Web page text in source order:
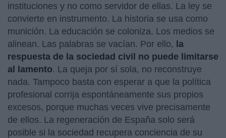
instituciones y no como servidor de ellas. La ley se
convierte en instrumento. La historia se usa como
munición. La educación se coloniza. Los medios se
alinean. Las palabras se vacían. Por ello, la
respuesta de la sociedad civil no puede limitarse
al lamento. La queja por sí sola, no reconstruye
nada. Tampoco basta con esperar a que la política
profesional corrija espontáneamente sus propios
excesos, porque muchas veces vive precisamente
de ellos. La regeneración de España solo será
posible si la sociedad recupera conciencia de su